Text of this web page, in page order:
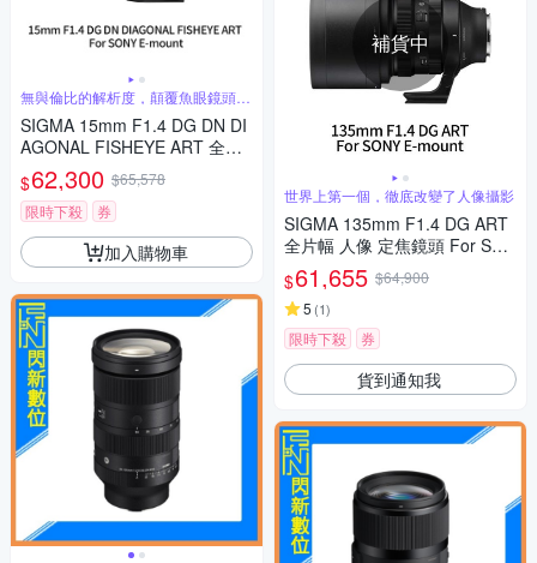
無與倫比的解析度，顛覆魚眼鏡頭的
傳統觀念
SIGMA 15mm F1.4 DG DN DI
AGONAL FISHEYE ART 全片
幅 魚眼定焦鏡頭 For SONY E-
mount (公司貨)
$62,300 $65,578
限時下殺
券
加入購物車
補貨中
世界上第一個，徹底改變了人像攝影
SIGMA 135mm F1.4 DG ART
全片幅 人像 定焦鏡頭 For SON
Y E-mount (公司貨)
$61,655 $64,900
5 (1)
限時下殺 券
貨到通知我